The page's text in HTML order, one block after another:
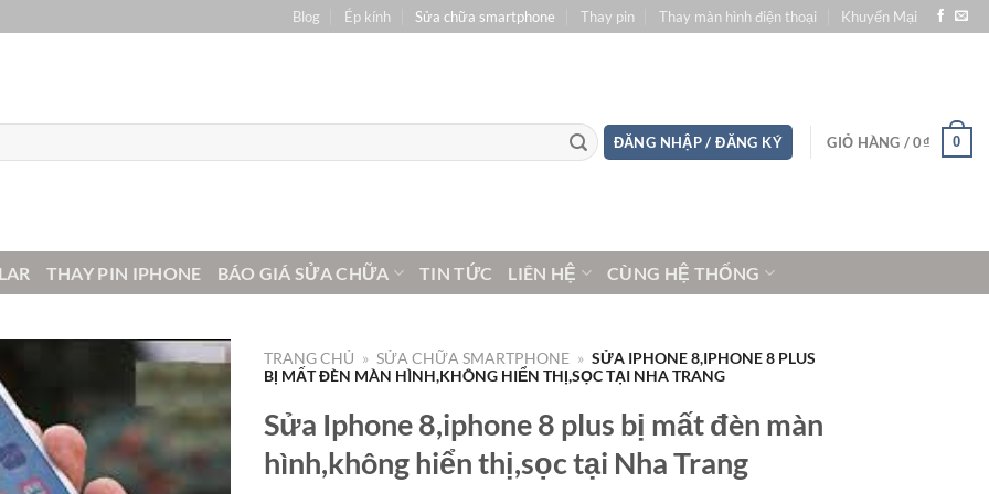
Blog Ép kính Sửa chữa smartphone Thay pin Thay màn hình điện thoại Khuyến Mại
ĐĂNG NHẬP / ĐĂNG KÝ GIỎ HÀNG /0₫ 0
THAY PIN IPHONE BÁO GIÁ SỬA CHỮA TIN TỨC LIÊN HỆ CÙNG HỆ THỐNG
TRANG CHỦ » SỬA CHỮA SMARTPHONE » SỬA IPHONE 8,IPHONE 8 PLUS
BỊ MẤT ĐÈN MÀN HÌNH,KHÔNG HIỂN THỊ,SỌC TẠI NHA TRANG
Sửa Iphone 8,iphone 8 plus bị mất đèn màn
hình,không hiển thị,sọc tại Nha Trang